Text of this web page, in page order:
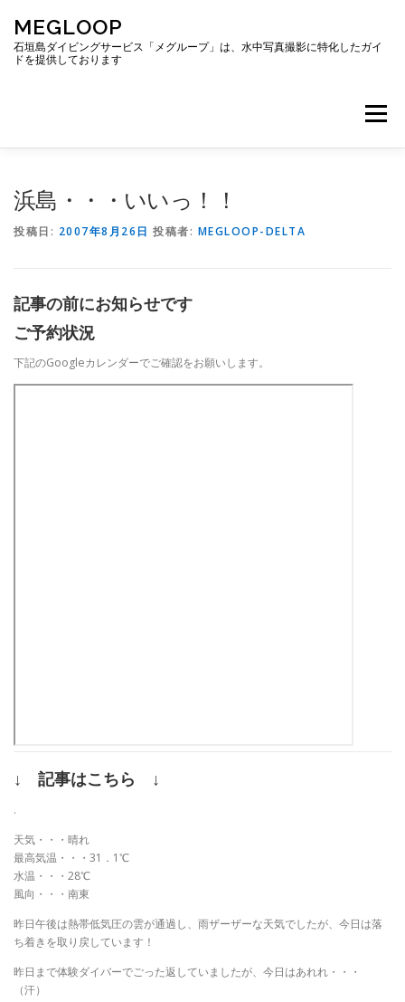
ッ
MEGLOOP
石垣島ダイビングサービス「メグループ」は、水中写真撮影に特化したガイ
ドを提供しております
メニュー
浜島・・・いいっ！！
投稿日: 2007年8月26日 投稿者: MEGLOOP-DELTA
記事の前にお知らせです
ご予約状況
下記のGoogleカレンダーでご確認をお願いします。
↓ 記事はこちら ↓
.
天気・・・晴れ
最高気温・・・31．1℃
水温・・・28℃
風向・・・南東
昨日午後は熱帯低気圧の雲が通過し、雨ザーザーな天気でしたが、今日は落
ち着きを取り戻しています！
昨日まで体験ダイバーでごった返していましたが、今日はあれれ・・・
（汗）